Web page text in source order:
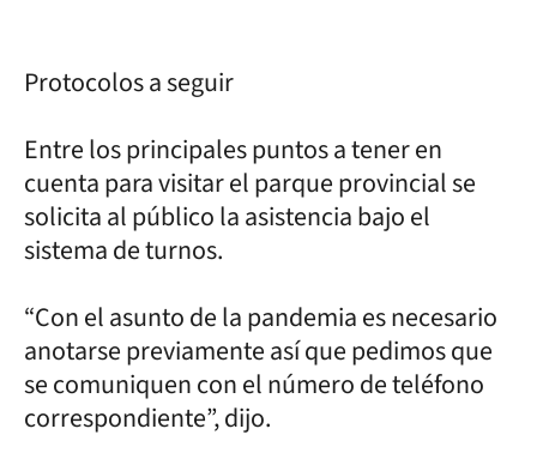
Protocolos a seguir
Entre los principales puntos a tener en
cuenta para visitar el parque provincial se
solicita al público la asistencia bajo el
sistema de turnos.
“Con el asunto de la pandemia es necesario
anotarse previamente así que pedimos que
se comuniquen con el número de teléfono
correspondiente”, dijo.